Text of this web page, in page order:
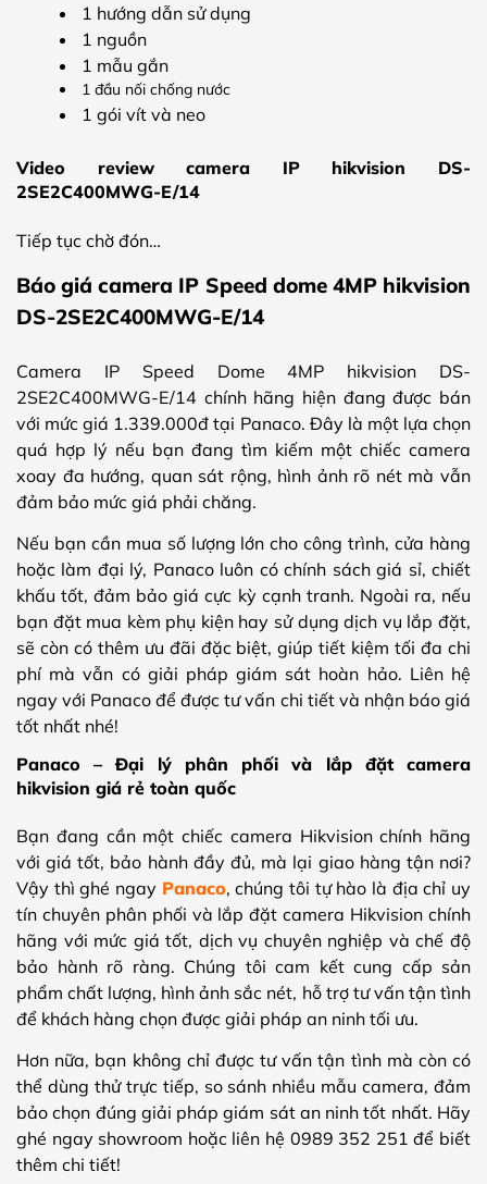
1 hướng dẫn sử dụng
1 nguồn
1 mẫu gắn
1 đầu nối chống nước
1 gói vít và neo
Video review camera IP hikvision DS-
2SE2C400MWG-E/14
Tiếp tục chờ đón…
Báo giá camera IP Speed dome 4MP hikvision
DS-2SE2C400MWG-E/14
Camera IP Speed Dome 4MP hikvision DS-
2SE2C400MWG-E/14 chính hãng hiện đang được bán
với mức giá 1.339.000đ tại Panaco. Đây là một lựa chọn
quá hợp lý nếu bạn đang tìm kiếm một chiếc camera
xoay đa hướng, quan sát rộng, hình ảnh rõ nét mà vẫn
đảm bảo mức giá phải chăng.
Nếu bạn cần mua số lượng lớn cho công trình, cửa hàng
hoặc làm đại lý, Panaco luôn có chính sách giá sỉ, chiết
khấu tốt, đảm bảo giá cực kỳ cạnh tranh. Ngoài ra, nếu
bạn đặt mua kèm phụ kiện hay sử dụng dịch vụ lắp đặt,
sẽ còn có thêm ưu đãi đặc biệt, giúp tiết kiệm tối đa chi
phí mà vẫn có giải pháp giám sát hoàn hảo. Liên hệ
ngay với Panaco để được tư vấn chi tiết và nhận báo giá
tốt nhất nhé!
Panaco – Đại lý phân phối và lắp đặt camera
hikvision giá rẻ toàn quốc
Bạn đang cần một chiếc camera Hikvision chính hãng
với giá tốt, bảo hành đầy đủ, mà lại giao hàng tận nơi?
Vậy thì ghé ngay Panaco, chúng tôi tự hào là địa chỉ uy
tín chuyên phân phối và lắp đặt camera Hikvision chính
hãng với mức giá tốt, dịch vụ chuyên nghiệp và chế độ
bảo hành rõ ràng. Chúng tôi cam kết cung cấp sản
phẩm chất lượng, hình ảnh sắc nét, hỗ trợ tư vấn tận tình
để khách hàng chọn được giải pháp an ninh tối ưu.
Hơn nữa, bạn không chỉ được tư vấn tận tình mà còn có
thể dùng thử trực tiếp, so sánh nhiều mẫu camera, đảm
bảo chọn đúng giải pháp giám sát an ninh tốt nhất. Hãy
ghé ngay showroom hoặc liên hệ 0989 352 251 để biết
thêm chi tiết!